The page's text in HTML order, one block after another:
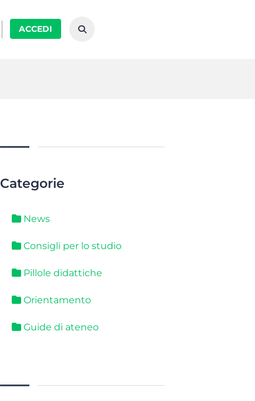
ACCEDI
Categorie
News
Consigli per lo studio
Pillole didattiche
Orientamento
Guide di ateneo